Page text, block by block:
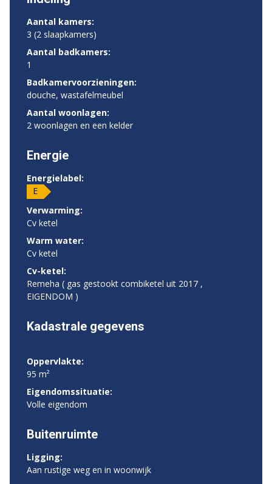
Aantal kamers:
3 (2 slaapkamers)
Aantal badkamers:
1
Badkamervoorzieningen:
douche, wastafelmeubel
Aantal woonlagen:
2 woonlagen en een kelder
Energie
Energielabel:
E
Verwarming:
Cv ketel
Warm water:
Cv ketel
Cv-ketel:
Remeha ( gas gestookt combiketel uit 2017 ,
EIGENDOM )
Kadastrale gegevens
Oppervlakte:
95 m²
Eigendomssituatie:
Volle eigendom
Buitenruimte
Ligging:
Aan rustige weg en in woonwijk